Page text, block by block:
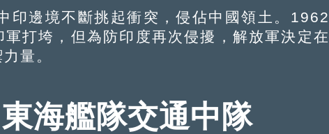
邊境不斷挑起衝突，侵佔中國領土。1962
打垮，但為防印度再次侵擾，解放軍決定在
量。
海艦隊交通中隊